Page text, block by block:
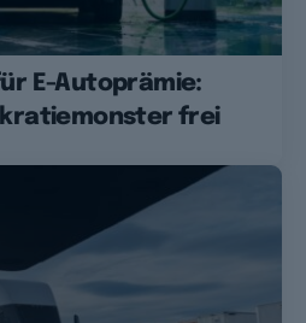
E-Autoprämie:
frei